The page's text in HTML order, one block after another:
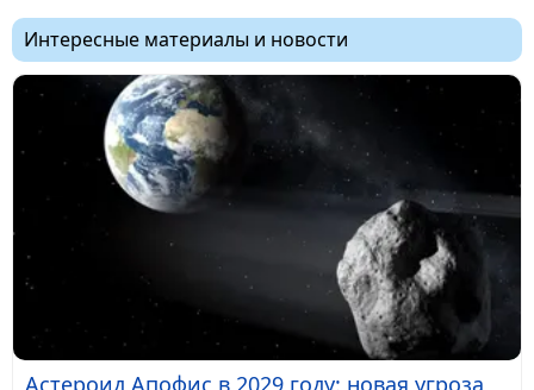
Интересные материалы и новости
Астероид Апофис в 2029 году: новая угроза